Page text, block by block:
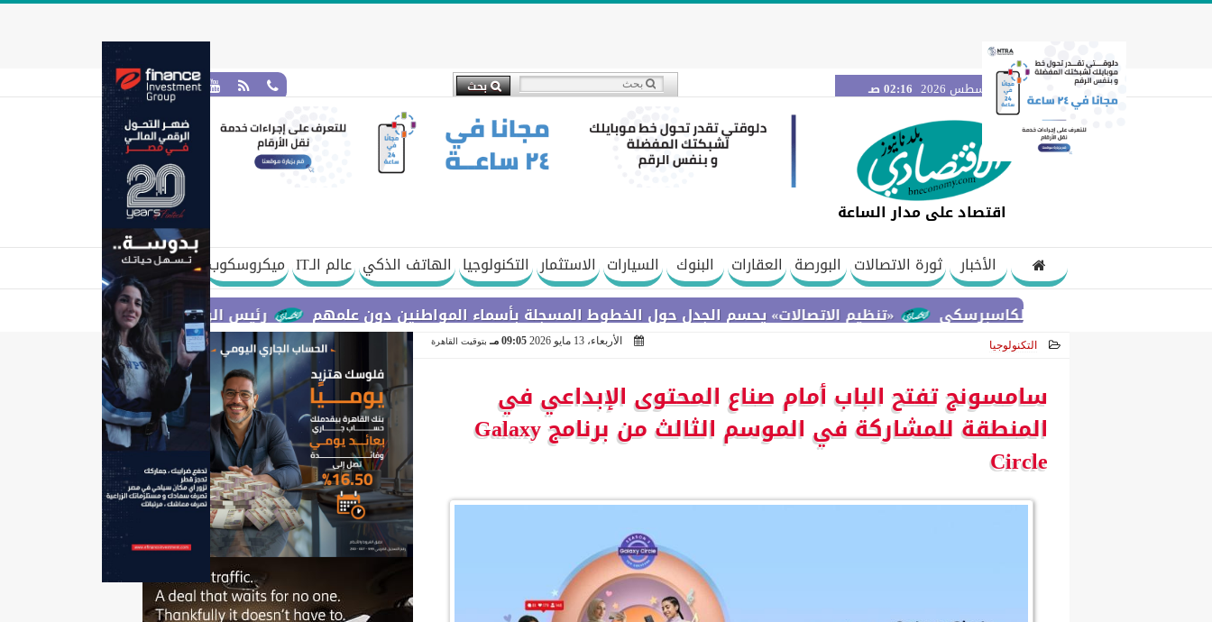
السبت 8 أغسطس 2026 02:16 صـ
اقتصاد على مدار الساعة
الأخبار
ثورة الاتصالات البورصة العقارات البنوك السيارات الاستثمار التكنولوجيا الهاتف الذكي عالم الـIT
ميكروسكوب
رئيس الوزراء يستعرض مقترح مشروع قانون
«تنظيم الاتصالات» يحسم الجدل حول الخطوط المسجلة بأسماء المواطنين دون علمهم
التكنولوجيا الأربعاء، 13 مايو 2026 09:05 مـ بتوقيت القاهرة
سامسونج تفتح الباب أمام صناع المحتوى الإبداعي في
المنطقة للمشاركة في الموسم الثالث من برنامج Galaxy
Circle